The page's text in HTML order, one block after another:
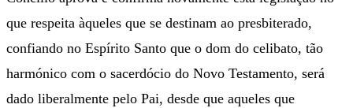
que respeita àqueles que se destinam ao presbiterado,
confiando no Espírito Santo que o dom do celibato, tão
harmónico com o sacerdócio do Novo Testamento, será
dado liberalmente pelo Pai, desde que aqueles que